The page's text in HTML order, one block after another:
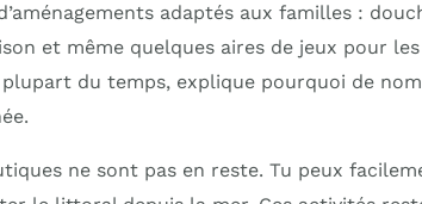
adaptés aux familles :
et même quelques aires de jeux pour
du temps, explique pourquoi de
ne sont pas en reste. Tu peux